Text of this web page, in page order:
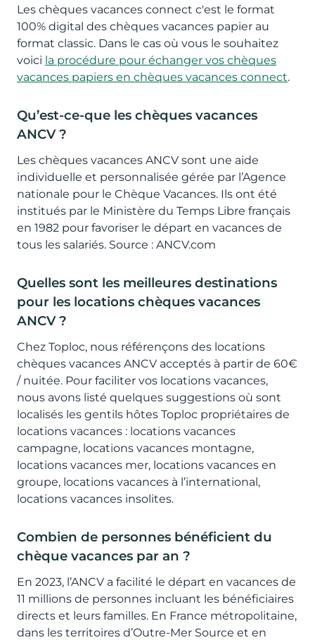
Les chèques vacances connect c'est le format
100% digital des chèques vacances papier au
format classic. Dans le cas où vous le souhaitez
voici la procédure pour échanger vos chèques
vacances papiers en chèques vacances connect.
Qu’est-ce-que les chèques vacances
ANCV ?
Les chèques vacances ANCV sont une aide
individuelle et personnalisée gérée par l’Agence
nationale pour le Chèque Vacances. Ils ont été
institués par le Ministère du Temps Libre français
en 1982 pour favoriser le départ en vacances de
tous les salariés. Source : ANCV.com
Quelles sont les meilleures destinations
pour les locations chèques vacances
ANCV ?
Chez Toploc, nous référençons des locations
chèques vacances ANCV acceptés à partir de 60€
/ nuitée. Pour faciliter vos locations vacances,
nous avons listé quelques suggestions où sont
localisés les gentils hôtes Toploc propriétaires de
locations vacances : locations vacances
campagne, locations vacances montagne,
locations vacances mer, locations vacances en
groupe, locations vacances à l’international,
locations vacances insolites.
Combien de personnes bénéficient du
chèque vacances par an ?
En 2023, l’ANCV a facilité le départ en vacances de
11 millions de personnes incluant les bénéficiaires
directs et leurs familles. En France métropolitaine,
dans les territoires d’Outre-Mer Source et en